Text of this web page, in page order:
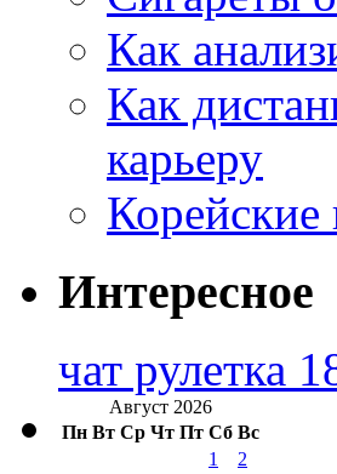
Как
Как
карьеру
Интересное
чат рулетка
Август 2026
Пн Вт Ср Чт Пт Сб Вс
1
2